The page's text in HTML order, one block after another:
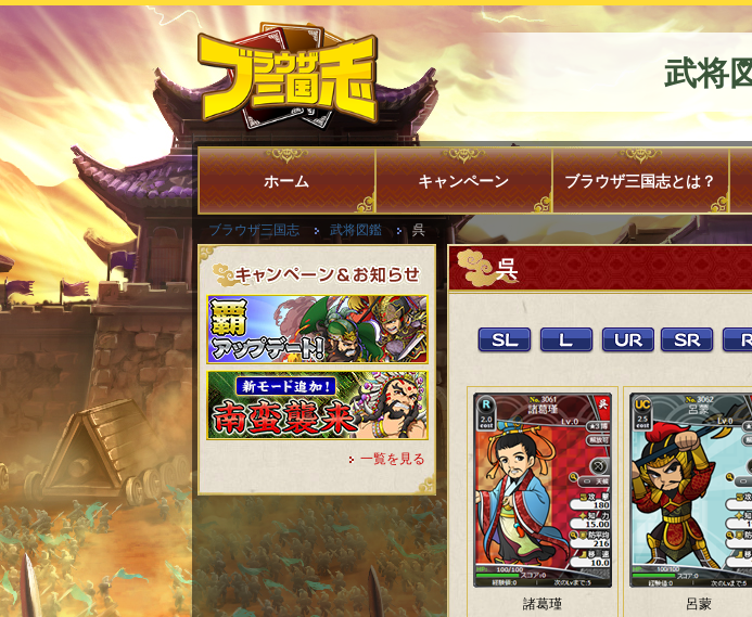
武将
ホーム キャンペーン ブラウザ三国志とは？
ブラウザ三国志 武将図鑑 呉
一覧を見る
呉
諸葛瑾 呂蒙